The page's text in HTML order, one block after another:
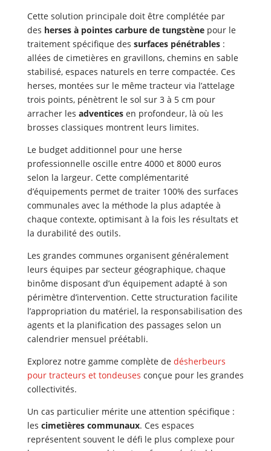
Cette solution principale doit être complétée par
des herses à pointes carbure de tungstènepour le
traitement spécifique des surfaces pénétrables:
allées de cimetières en gravillons, chemins en sable
stabilisé, espaces naturels en terre compactée. Ces
herses, montées sur le même tracteur via l’attelage
trois points, pénètrent le sol sur 3 à 5 cm pour
arracher les adventicesen profondeur, là où les
brosses classiques montrent leurs limites.
Le budget additionnel pour une herse
professionnelle oscille entre 4000 et 8000 euros
selon la largeur. Cette complémentarité
d’équipements permet de traiter 100% des surfaces
communales avec la méthode la plus adaptée à
chaque contexte, optimisant à la fois les résultats et
la durabilité des outils.
Les grandes communes organisent généralement
leurs équipes par secteur géographique, chaque
binôme disposant d’un équipement adapté à son
périmètre d’intervention. Cette structuration facilite
l’appropriation du matériel, la responsabilisation des
agents et la planification des passages selon un
calendrier mensuel préétabli.
Explorez notre gamme complète de désherbeurs
pour tracteurs et tondeuses conçue pour les grandes
collectivités.
Un cas particulier mérite une attention spécifique :
les cimetières communaux. Ces espaces
représentent souvent le défi le plus complexe pour